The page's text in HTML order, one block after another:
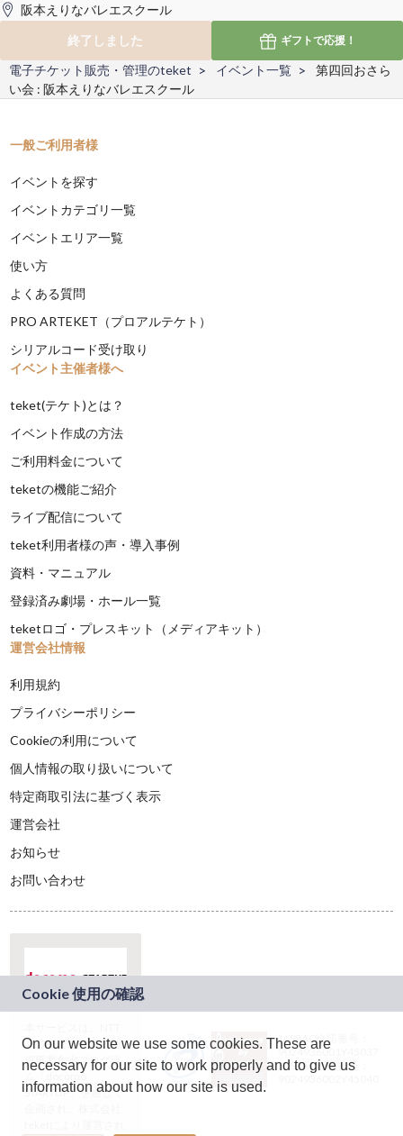
阪本えりなバレエスクール
終了しました
ギフトで応援！
電子チケット販売・管理のteket イベント一覧
第四回おさら
い会 : 阪本えりなバレエスクール
一般ご利用者様
イベントを探す
イベントカテゴリ一覧
イベントエリア一覧
使い方
よくある質問
PRO ARTEKET（プロアルテケト）
シリアルコード受け取り
イベント主催者様へ
teket(テケト)とは？
イベント作成の方法
ご利用料金について
teketの機能ご紹介
ライブ配信について
teket利用者様の声・導入事例
資料・マニュアル
登録済み劇場・ホール一覧
teketロゴ・プレスキット（メディアキット）
運営会社情報
利用規約
プライバシーポリシー
Cookieの利用について
個人情報の取り扱いについて
特定商取引法に基づく表示
運営会社
お知らせ
お問い合わせ
ドコモグループの新
規事業創出プログラ
ム「docomo
STARTUP」を通じて
JASRAC許諾番号：
9024936001Y45037
JASRAC許諾番号：
On our website we use some cookies. These are
necessary for our site to work properly and to give us
information about how our site is used.